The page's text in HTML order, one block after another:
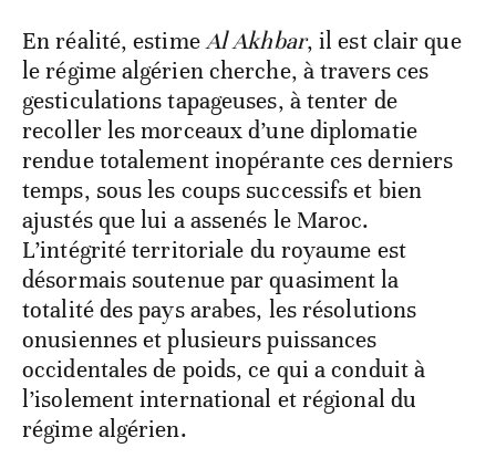
En réalité, estimeAl Akhbar, il est clair que
le régime algérien cherche, à travers ces
gesticulations tapageuses, à tenter de
recoller les morceaux d’une diplomatie
rendue totalement inopérante ces derniers
temps, sous les coups successifs et bien
ajustés que lui a assenés le Maroc.
L’intégrité territoriale du royaume est
désormais soutenue par quasiment la
totalité des pays arabes, les résolutions
onusiennes et plusieurs puissances
occidentales de poids, ce qui a conduit à
l’isolement international et régional du
régime algérien.